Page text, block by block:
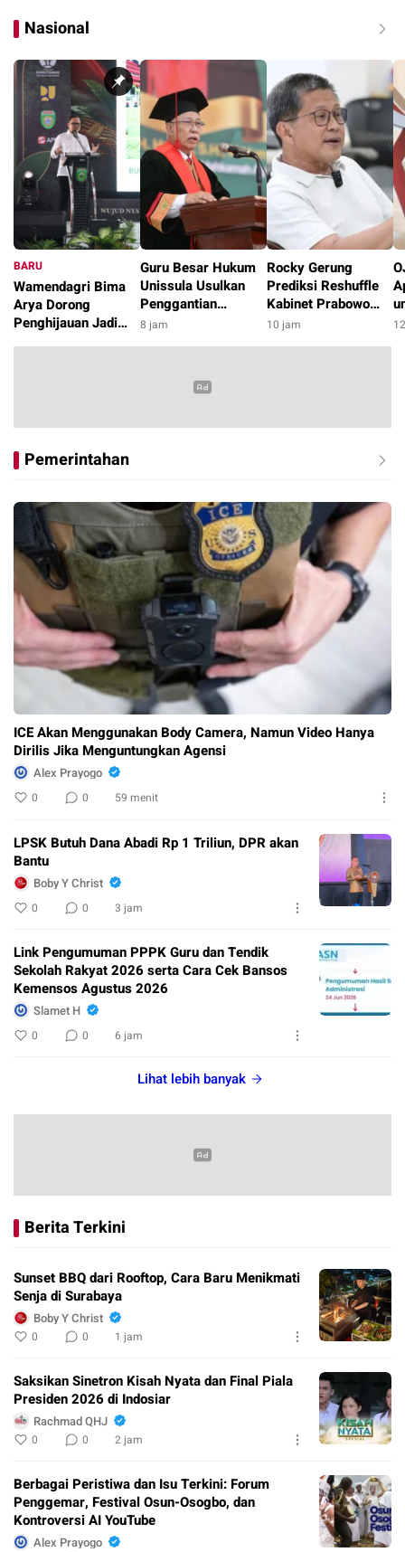
Nasional
BARU
Wamendagri Bima
Arya Dorong
Penghijauan Jadi
8 jam
Guru Besar Hukum
Unissula Usulkan
Penggantian
Terminologi RUU
8 jam
Rocky Gerung
Prediksi Reshuffle
Kabinet Prabowo
Dimulai Pekan
10 jam
Pemerintahan
ICE Akan Menggunakan Body Camera, Namun Video Hanya
Dirilis Jika Menguntungkan Agensi
Alex Prayogo
0 0 59 menit
LPSK Butuh Dana Abadi Rp 1 Triliun, DPR akan
Bantu
Boby Y Christ
0 0 3 jam
Link Pengumuman PPPK Guru dan Tendik
Sekolah Rakyat 2026 serta Cara Cek Bansos
Kemensos Agustus 2026
Slamet H
0 0 6 jam
Lihat lebih banyak
Berita Terkini
Sunset BBQ dari Rooftop, Cara Baru Menikmati
Senja di Surabaya
Boby Y Christ
0 0 1 jam
Saksikan Sinetron Kisah Nyata dan Final Piala
Presiden 2026 di Indosiar
Rachmad QHJ
0 0 2 jam
Berbagai Peristiwa dan Isu Terkini: Forum
Penggemar, Festival Osun-Osogbo, dan
Kontroversi AI YouTube
Alex Prayogo